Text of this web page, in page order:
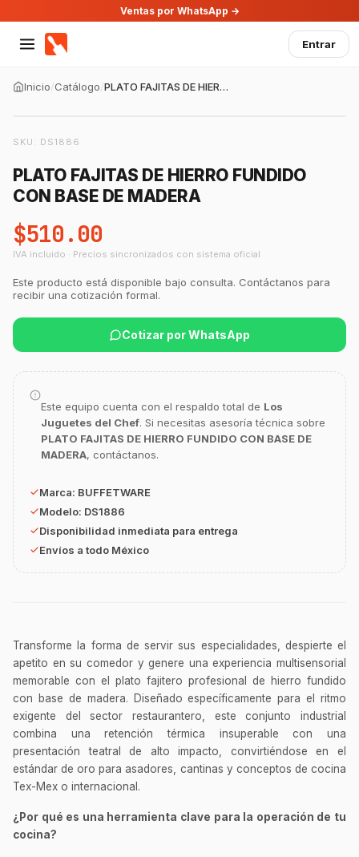
Ventas por WhatsApp →
Entrar
Inicio/Catálogo/ PLATO FAJITAS DE HIERRO FUNDIDO CON BASE DE MADERA
SKU: DS1886
PLATO FAJITAS DE HIERRO FUNDIDO
CON BASE DE MADERA
$510.00
IVA incluido · Precios sincronizados con sistema oficial
Este producto está disponible bajo consulta. Contáctanos para
recibir una cotización formal.
Cotizar por WhatsApp
Este equipo cuenta con el respaldo total de Los
Juguetes del Chef. Si necesitas asesoría técnica sobre
PLATO FAJITAS DE HIERRO FUNDIDO CON BASE DE
MADERA, contáctanos.
Marca: BUFFETWARE
Modelo: DS1886
Disponibilidad inmediata para entrega
Envíos a todo México
Transforme la forma de servir sus especialidades, despierte el
apetito en su comedor y genere una experiencia multisensorial
memorable con el plato fajitero profesional de hierro fundido
con base de madera. Diseñado específicamente para el ritmo
exigente del sector restaurantero, este conjunto industrial
combina una retención térmica insuperable con una
presentación teatral de alto impacto, convirtiéndose en el
estándar de oro para asadores, cantinas y conceptos de cocina
Tex-Mex o internacional.
¿Por qué es una herramienta clave para la operación de tu
cocina?
GastroBot
Asesor Chef Online
de cocina profesional de GastroArt.
¿En qué te puedo apoyar hoy con tu
equipamiento o utensilios?